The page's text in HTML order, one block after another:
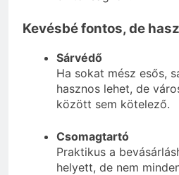
Kevésbé fontos, de
Sárvédő
Ha sokat mész esős,
hasznos lehet, de
között sem kötelező.
Csomagtartó
Praktikus a
helyett, de nem